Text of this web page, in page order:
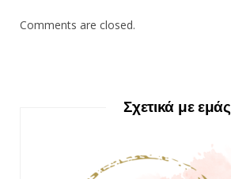
Comments are closed.
Σχετικά με εμάς